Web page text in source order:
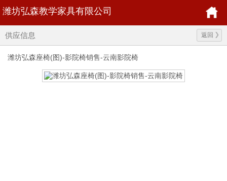
潍坊弘森教学家具有限公司
供应信息 返回
潍坊弘森座椅(图)-影院椅销售-云南影院椅